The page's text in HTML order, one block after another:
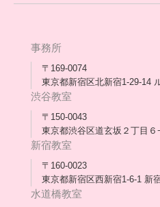
[家庭訪問カウンセリング]
会長コラム一覧
メディア出演
スタッフ紹介
合格・進路実績
協力団体
事務所
〒169-0074
東京都新宿区北新宿1-29-14
渋谷教室
〒150-0043
東京都渋谷区道玄坂２丁目６
新宿教室
〒160-0023
東京都新宿区西新宿1-6-1 新
水道橋教室